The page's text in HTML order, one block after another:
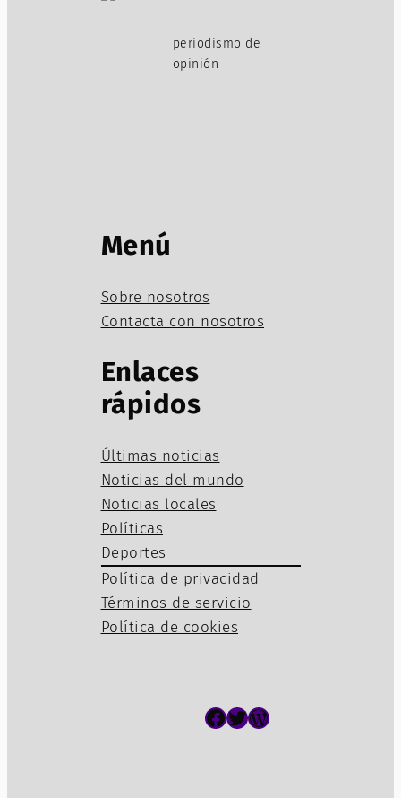
periodismo de
opinión
Menú
Sobre nosotros
Contacta con nosotros
Enlaces
rápidos
Últimas noticias
Noticias del mundo
Noticias locales
Políticas
Deportes
Política de privacidad
Términos de servicio
Política de cookies
Facebook Twitter WordPress